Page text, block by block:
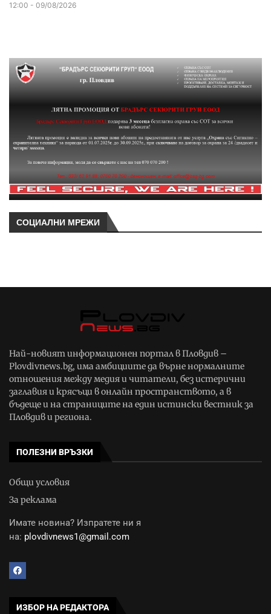
12:00 - 09/08/2026
СОЦИАЛНИ МРЕЖИ
Най-новият информационен портал в Пловдив –
Plovdivnews.bg, има амбициите да върне нормалните
отношения между медия и читатели, без истерични
заглавия и крясъци в онлайн пространството, а в
бъдеще и на страниците на един истински вестник за
Пловдив и региона.
ПОЛЕЗНИ ВРЪЗКИ
Общи условия
За реклама
Имате новина? Изпратете ни я
на: plovdivnews1@gmail.com
ИЗБОР НА РЕДАКТОРА